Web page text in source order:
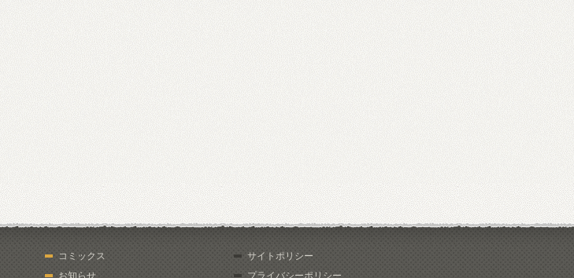
コミックス
お知らせ
サイトポリシー
プライバシーポリシー